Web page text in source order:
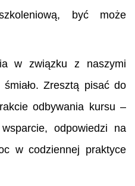
być może
w związku z naszymi
Zresztą pisać do
odbywania kursu –
odpowiedzi na
w codziennej praktyce